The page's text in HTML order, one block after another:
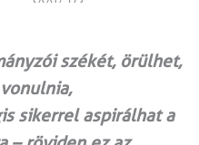
székét, örülhet,
sikerrel aspirálhat a